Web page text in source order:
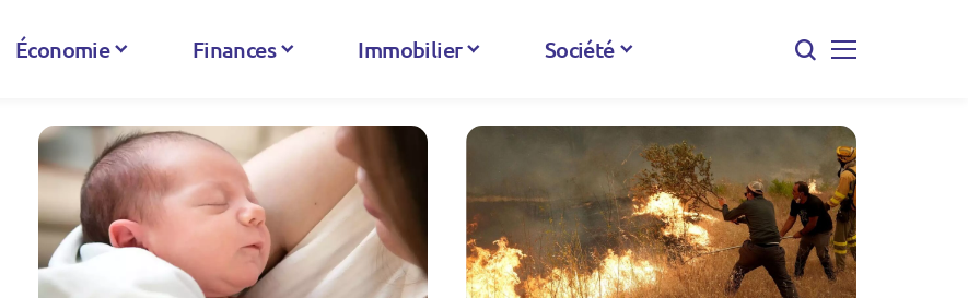
Économie Finances Immobilier Société